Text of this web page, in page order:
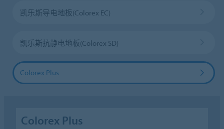
凯乐斯导电地板(Colorex EC)
凯乐斯抗静电地板(Colorex SD)
Colorex Plus
Colorex Plus